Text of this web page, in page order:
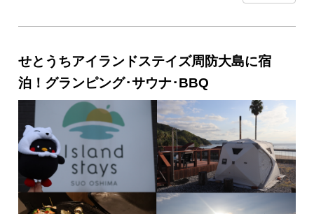
ツなど、冬の周防大島町の魅力をレポートします。
※この記事の情報は2025年10月5日時点のもので
す。※入浴施設内は開店前に特別に撮影させていた
だきました。
せとうちアイランドステイズ周防大島に宿
泊！グランピング･サウナ･BBQ